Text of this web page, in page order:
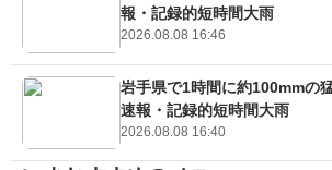
報・記録的短時間大雨
2026.08.08 16:46
岩手県で1時間に約100mmの
速報・記録的短時間大雨
2026.08.08 16:40